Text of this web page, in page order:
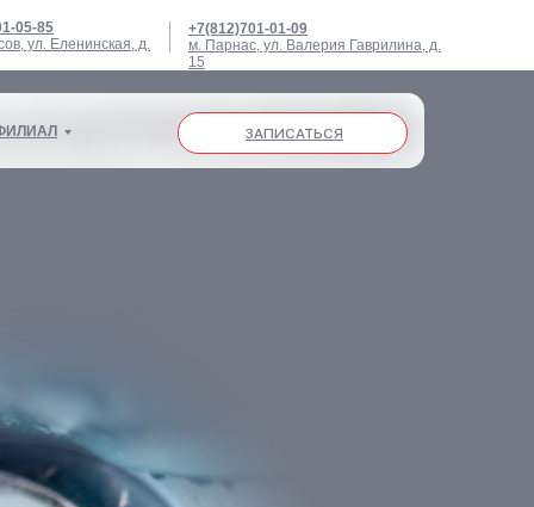
05-85
ул. Еленинская, д.
+7(812)701-01-09
м. Парнас, ул. Валерия Гаврилина, д.
15
ЗАПИСАТЬСЯ
ЗАПИСАТЬСЯ